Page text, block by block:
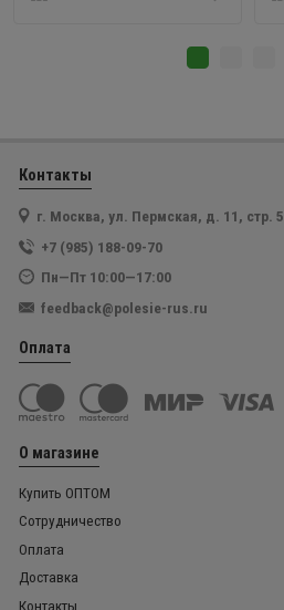
Контакты
г. Москва, ул. Пермская, д. 11, стр. 5
+7 (985) 188-09-70
Пн—Пт 10:00—17:00
feedback@polesie-rus.ru
Оплата
О магазине
Купить ОПТОМ
Сотрудничество
Оплата
Доставка
Контакты